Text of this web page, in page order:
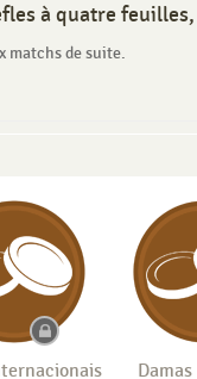
à quatre
matchs de suite.